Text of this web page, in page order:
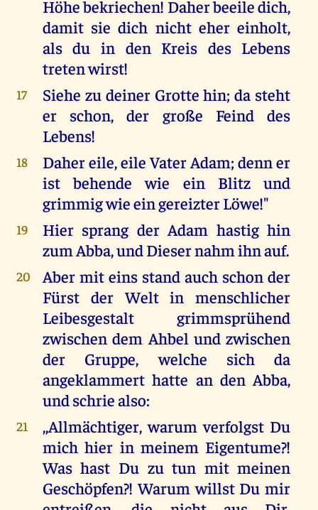
Höhe bekriechen! Daher beeile dich,
damit sie dich nicht eher einholt,
als du in den Kreis des Lebens
treten wirst!
17
Siehe zu deiner Grotte hin; da steht
er schon, der große Feind des
Lebens!
18
Daher eile, eile Vater Adam; denn er
ist behende wie ein Blitz und
grimmig wie ein gereizter Löwe!"
19
Hier sprang der Adam hastig hin
zum Abba, und Dieser nahm ihn auf.
20
Aber mit eins stand auch schon der
Fürst der Welt in menschlicher
Leibesgestalt grimmsprühend
zwischen dem Ahbel und zwischen
der Gruppe, welche sich da
angeklammert hatte an den Abba,
und schrie also:
21
,,Allmächtiger, warum verfolgst Du
mich hier in meinem Eigentume?!
Was hast Du zu tun mit meinen
Geschöpfen?! Warum willst Du mir